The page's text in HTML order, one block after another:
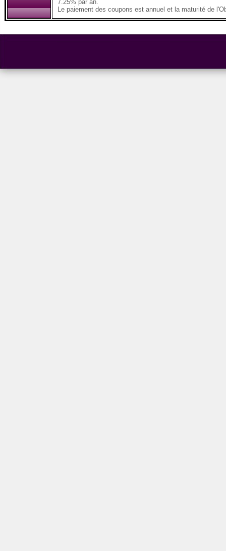
7.25% par an.
Le paiement des coupons est annuel et la maturité de